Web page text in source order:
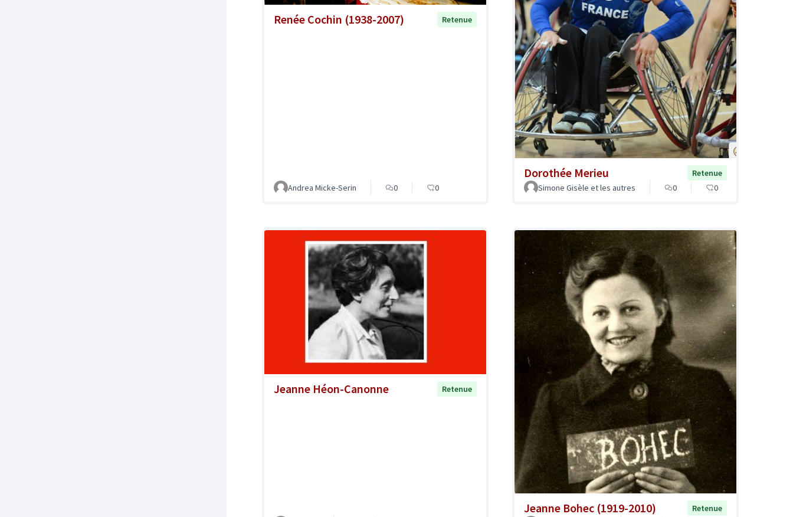
Renée Cochin (1938-2007) Retenue
Andrea Micke-Serin 0 0
Dorothée Merieu
Retenue
Simone Gisèle et les autres
0 0
Jeanne Héon-Canonne Retenue
Jeanne Bohec (1919-2010)
Retenue